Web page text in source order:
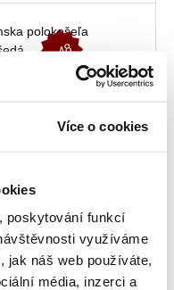
Více o cookies
poskytování funkcí
využíváme
jak náš web používáte,
média, inzerci a
-
4
8
%
krátky rukáv šedá